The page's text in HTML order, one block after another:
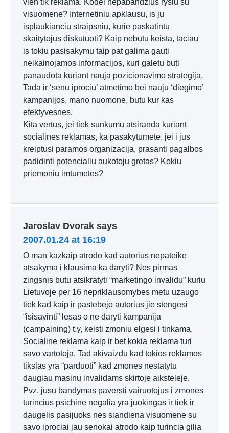
vien tik reklama. Kodel nepabandzius rysiu su
visuomene? Internetiniu apklausu, is ju
isplaukianciu straipsniu, kurie paskatintu
skaitytojus diskutuoti? Kaip nebutu keista, taciau
is tokiu pasisakymu taip pat galima gauti
neikainojamos informacijos, kuri galetu buti
panaudota kuriant nauja pozicionavimo strategija.
Tada ir ‘senu iprociu’ atmetimo bei nauju ‘diegimo’
kampanijos, mano nuomone, butu kur kas
efektyvesnes.
Kita vertus, jei tiek sunkumu atsiranda kuriant
socialines reklamas, ka pasakytumete, jei i jus
kreiptusi paramos organizacija, prasanti pagalbos
padidinti potencialiu aukotoju gretas? Kokiu
priemoniu imtumetes?
Jaroslav Dvorak says
2007.01.24 at 16:19
O man kazkaip atrodo kad autorius nepateike
atsakyma i klausima ka daryti? Nes pirmas
zingsnis butu atsikratyti “marketingo invalidu” kuriu
Lietuvoje per 16 nepriklausomybes metu uzaugo
tiek kad kaip ir pastebejo autorius jie stengesi
“isisavinti” lesas o ne daryti kampanija
(campaining) t.y, keisti zmoniu elgesi i tinkama.
Socialine reklama kaip ir bet kokia reklama turi
savo vartotoja. Tad akivaizdu kad tokios reklamos
tikslas yra “parduoti” kad zmones nestatytu
daugiau masinu invalidams skirtoje aiksteleje.
Pvz. jusu bandymas paversti vairuotojus i zmones
turincius psichine negalia yra juokingas ir tiek ir
daugelis pasijuoks nes siandiena visuomene su
savo iprociai jau senokai atrodo kaip turincia gilia